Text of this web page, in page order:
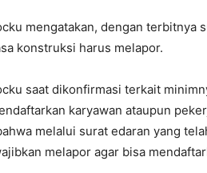
mengatakan, dengan terbitnya
konstruksi harus melapor.
saat dikonfirmasi terkait
karyawan ataupun
melalui surat edaran yang
melapor agar bisa